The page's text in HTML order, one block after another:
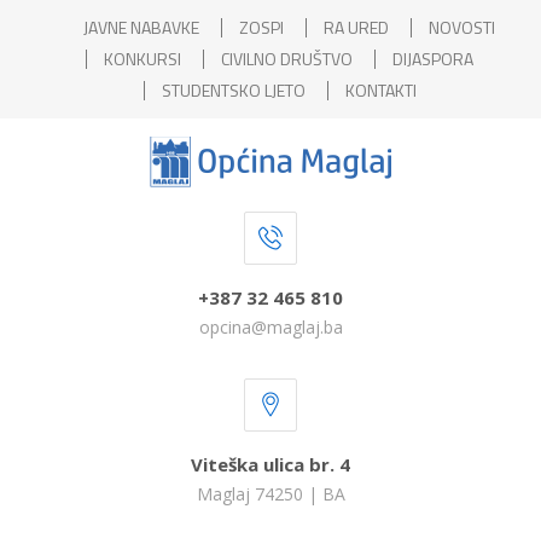
JAVNE NABAVKE ZOSPI RA URED
NOVOSTI
KONKURSI
CIVILNO DRUŠTVO
DIJASPORA
STUDENTSKO LJETO
KONTAKTI
+387 32 465 810
opcina@maglaj.ba
Viteška ulica br. 4
Maglaj 74250 | BA